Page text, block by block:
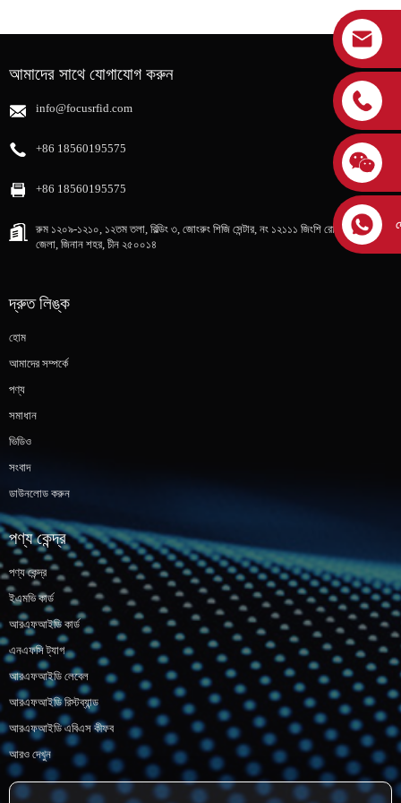
আমাদের সাথে যোগাযোগ করুন
info@focusrfid.com
+86 18560195575
+86 18560195575
রুম ১২০৯-১২১০, ১২তম তলা, বিল্ডিং ৩, জোংরুং শিজি সেন্টার, নং ১২১১১ জিংশি রোড, লিক্সিয়া
জেলা, জিনান শহর, চীন ২৫০০১৪
দ্রুত লিঙ্ক
হোম
আমাদের সম্পর্কে
পণ্য
সমাধান
ভিডিও
সংবাদ
ডাউনলোড করুন
পণ্য কেন্দ্র
পণ্য কেন্দ্র
ইএমভি কার্ড
আরএফআইডি কার্ড
এনএফসি ট্যাগ
আরএফআইডি লেবেল
আরএফআইডি রিস্টব্যান্ড
আরএফআইডি এবিএস কীফব
আরও দেখুন